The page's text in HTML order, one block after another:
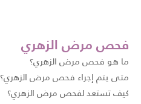
فحص مرض الزهري
ما هو فحص مرض الزهري؟
متى يتم إجراء فحص مرض الزهري؟
كيف تستعد لفحص مرض الزهري؟